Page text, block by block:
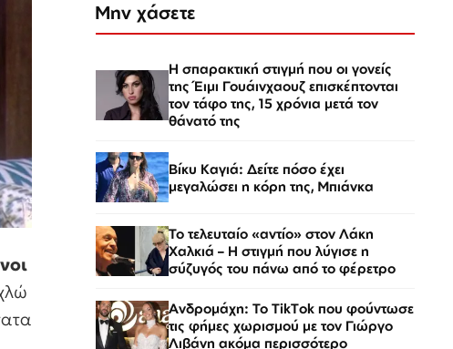
Μην χάσετε
Η σπαρακτική στιγμή που οι γονείς
της Έιμι Γουάινχαουζ επισκέπτονται
τον τάφο της, 15 χρόνια μετά τον
θάνατό της
Βίκυ Καγιά: Δείτε πόσο έχει
μεγαλώσει η κόρη της, Μπιάνκα
Το τελευταίο «αντίο» στον Λάκη
Χαλκιά – Η στιγμή που λύγισε η
σύζυγός του πάνω από το φέρετρο
Ανδρομάχη: Το TikTok που φούντωσε
τις φήμες χωρισμού με τον Γιώργο
Λιβάνη ακόμα περισσότερο